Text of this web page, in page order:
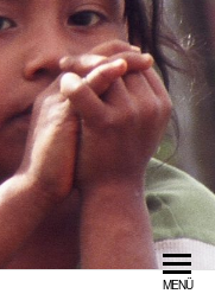
MENÜ